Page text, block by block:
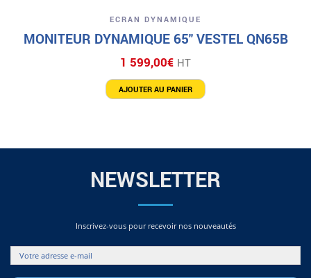
ECRAN DYNAMIQUE
MONITEUR DYNAMIQUE 65″ VESTEL QN65B
1 599,00€ HT
AJOUTER AU PANIER
NEWSLETTER
Inscrivez-vous pour recevoir nos nouveautés